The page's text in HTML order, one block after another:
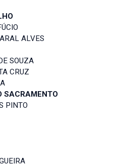
ALVES
SOUZA
CRUZ
SACRAMENTO
PINTO